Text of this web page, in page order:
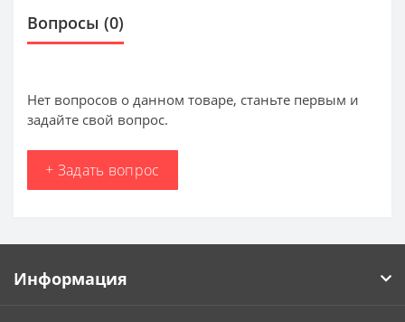
Вопросы (0)
Нет вопросов о данном товаре, станьте первым и
задайте свой вопрос.
+ Задать вопрос
Информация